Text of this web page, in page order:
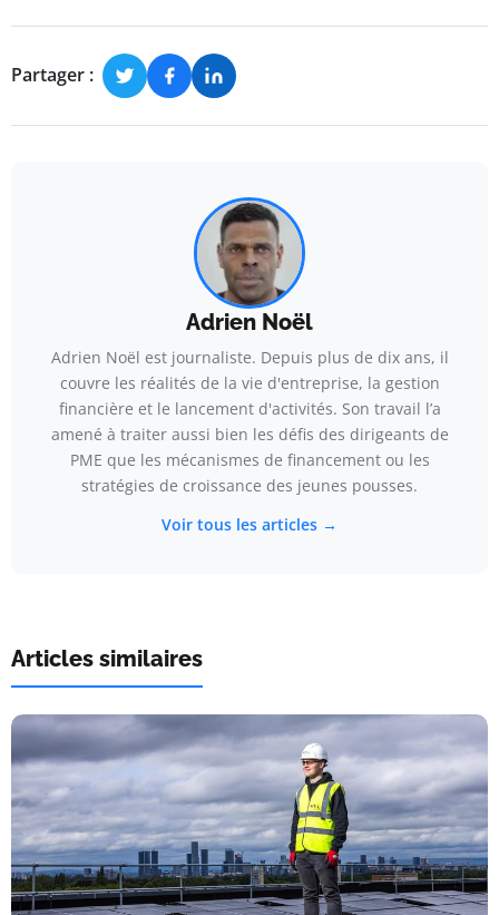
Partager :
Adrien Noël
Adrien Noël est journaliste. Depuis plus de dix ans, il
couvre les réalités de la vie d'entreprise, la gestion
financière et le lancement d'activités. Son travail l’a
amené à traiter aussi bien les défis des dirigeants de
PME que les mécanismes de financement ou les
stratégies de croissance des jeunes pousses.
Voir tous les articles →
Articles similaires